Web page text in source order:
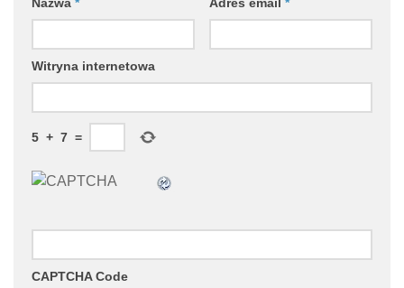
Witryna internetowa
5 + 7 =
CAPTCHA Code